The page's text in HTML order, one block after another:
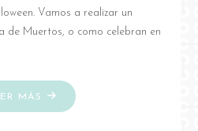
Vamos a realizar un
de Muertos, o como celebran en
MÁS
"DIY
HALLOWEEN: